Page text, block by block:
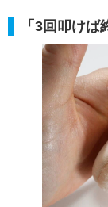
「3回叩け